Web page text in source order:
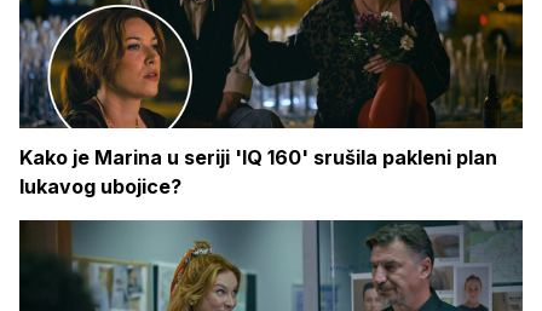
Kako je Marina u seriji 'IQ 160' srušila pakleni plan
lukavog ubojice?